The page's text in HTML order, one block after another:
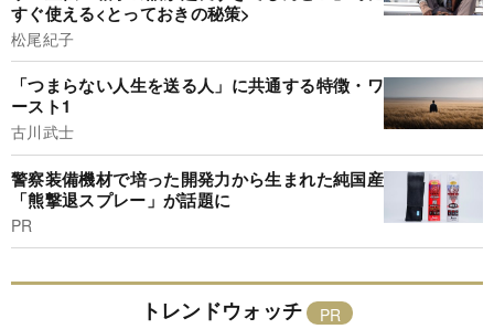
すぐ使える<とっておきの秘策>
松尾紀子
「つまらない人生を送る人」に共通する特徴・ワ
ースト1
古川武士
警察装備機材で培った開発力から生まれた純国産
「熊撃退スプレー」が話題に
PR
トレンドウォッチ